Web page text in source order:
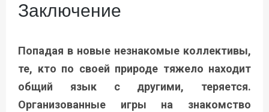
Заключение
Попадая в новые незнакомые коллективы,
те, кто по своей природе тяжело находит
общий язык с другими, теряется.
Организованные игры на знакомство